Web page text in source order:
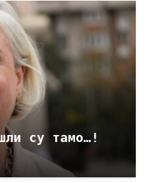
су тамо…!